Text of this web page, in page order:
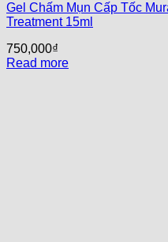
Gel Chấm Mụn Cấp Tốc
Treatment 15ml
750,000₫
Read more